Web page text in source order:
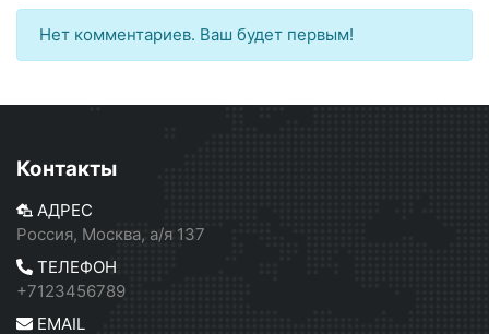
Нет комментариев. Ваш будет первым!
Контакты
АДРЕС
Россия, Москва, а/я 137
ТЕЛЕФОН
+7123456789
EMAIL